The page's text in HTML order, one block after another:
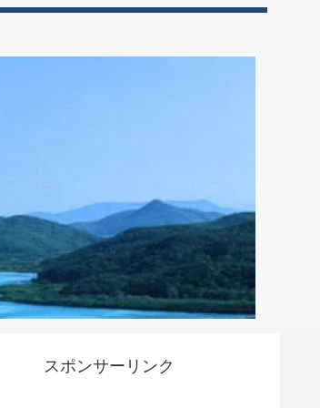
スポンサーリンク